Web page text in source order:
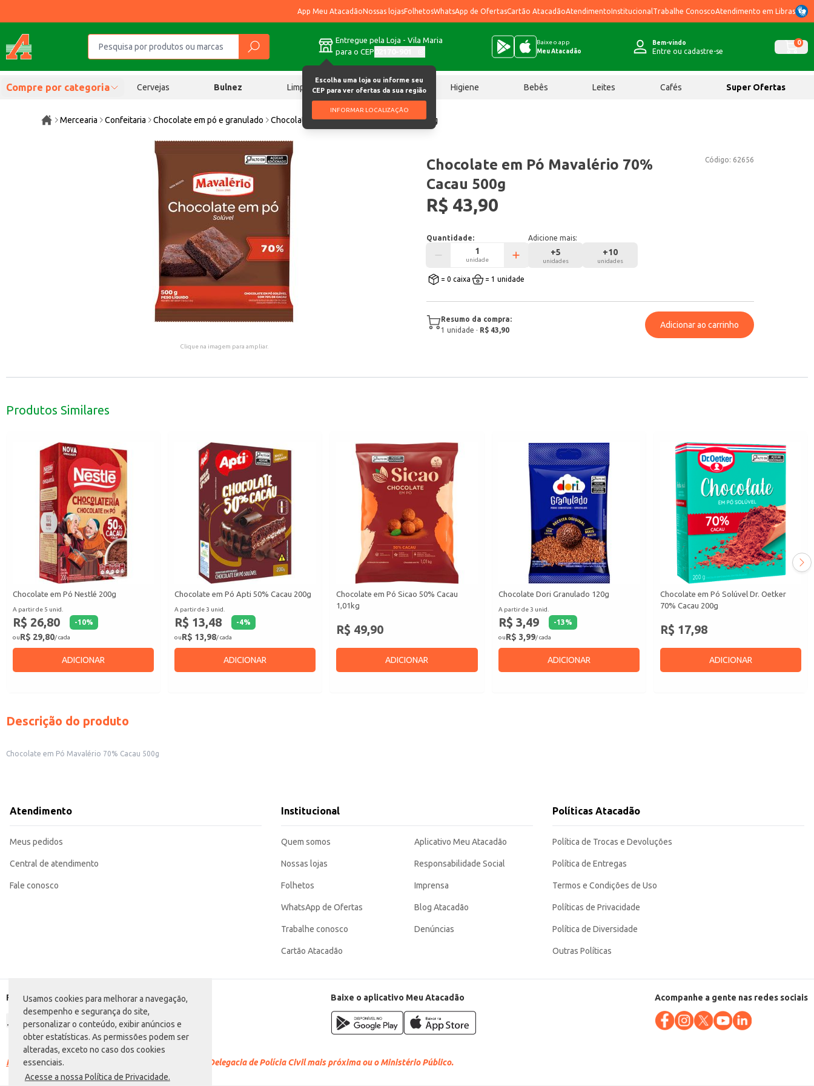
Usamos cookies para melhorar a navegação,
desempenho e segurança do site,
personalizar o conteúdo, exibir anúncios e
obter estatísticas. As permissões podem ser
alteradas, exceto no caso dos cookies
essenciais.
Acesse a nossa Política de Privacidade.
App Meu AtacadãoNossas lojasFolhetosWhatsApp de OfertasCartão AtacadãoAtendimentoInstitucional Trabalhe ConoscoAtendimento em Libras
Entregue pela Loja - Vila Maria
para o CEP
Escolha uma loja ou informe seu
CEP para ver ofertas da sua região
INFORMAR LOCALIZAÇÃO
Baixe o app
Meu Atacadão
Bem-vindo
Entre ou cadastre-se
0
Compre por categoria Cervejas Bulnez Limpeza Chocolates Higiene Bebês Leites Cafés Super Ofertas
Mercearia Confeitaria Chocolate em pó e granulado Chocolate em Pó Mavalério 70% Cacau 500g
Clique na imagem para ampliar.
Código: 62656
Chocolate em Pó Mavalério 70%
Cacau 500g
R$ 43,90
Quantidade:
unidade
Adicione mais:
+5
unidades
+10
unidades
= 0 caixa = 1 unidade
Resumo da compra:
1 unidade · R$ 43,90
Adicionar ao carrinho
Produtos Similares
Chocolate em Pó Nestlé 200g
A partir de 5 unid.
R$ 26,80 -10%
ouR$ 29,80/ cada
ADICIONAR
Chocolate em Pó Apti 50% Cacau 200g
A partir de 3 unid.
R$ 13,48 -4%
ouR$ 13,98/ cada
ADICIONAR
Chocolate em Pó Sicao 50% Cacau
1,01kg
R$ 49,90
ADICIONAR
Chocolate Dori Granulado 120g
A partir de 3 unid.
R$ 3,49 -13%
ouR$ 3,99/ cada
ADICIONAR
Chocolate em Pó Solúvel Dr. Oetker
70% Cacau 200g
R$ 17,98
ADICIONAR
Descrição do produto
Chocolate em Pó Mavalério 70% Cacau 500g
Atendimento
Meus pedidos
Central de atendimento
Fale conosco
Institucional
Quem somos
Nossas lojas
Folhetos
WhatsApp de Ofertas
Trabalhe conosco
Cartão Atacadão
Aplicativo Meu Atacadão
Responsabilidade Social
Imprensa
Blog Atacadão
Denúncias
Políticas Atacadão
Política de Trocas e Devoluções
Política de Entregas
Termos e Condições de Uso
Políticas de Privacidade
Política de Diversidade
Outras Políticas
Formas de pagamento Baixe o aplicativo Meu Atacadão Acompanhe a gente nas redes sociais
Racismo é crime. Denuncie. Disque 100 ou procure a Delegacia de Polícia Civil mais próxima ou o Ministério Público.